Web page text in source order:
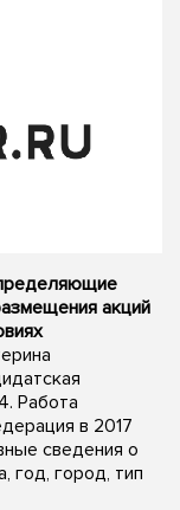
акций
Работа
в 2017
сведения о
год, город, тип